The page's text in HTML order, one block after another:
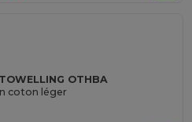
OTHBA
coton léger